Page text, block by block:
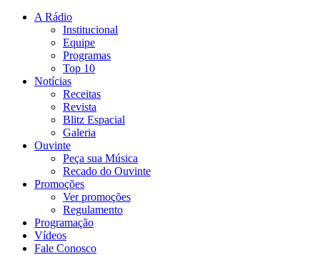
A Rádio
Institucional
Equipe
Programas
Top 10
Notícias
Receitas
Revista
Blitz Espacial
Galeria
Ouvinte
Peça sua Música
Recado do Ouvinte
Promoções
Ver promoções
Regulamento
Programação
Vídeos
Fale Conosco